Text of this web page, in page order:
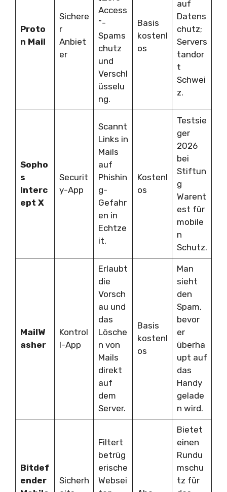
Proto
n Mail
Sichere
r
Anbiet
er
Access
“-
Spams
chutz
und
Verschl
üsselu
ng.
Basis
kostenl
os
auf
Datens
chutz;
Servers
tandor
t
Schwei
z.
Sopho
s
Interc
ept X
Securit
y-App
Scannt
Links in
Mails
auf
Phishin
g-
Gefahr
en in
Echtze
it.
Kostenl
os
Testsie
ger
2026
bei
Stiftun
g
Warent
est für
mobile
n
Schutz.
MailW
asher
Kontrol
l-App
Erlaubt
die
Vorsch
au und
das
Lösche
n von
Mails
direkt
auf
dem
Server.
Basis
kostenl
os
Man
sieht
den
Spam,
bevor
er
überha
upt auf
das
Handy
gelade
n wird.
Bitdef
ender
Sicherh
Filtert
betrüg
erische
Websei
Bietet
einen
Rundu
mschu
tz für